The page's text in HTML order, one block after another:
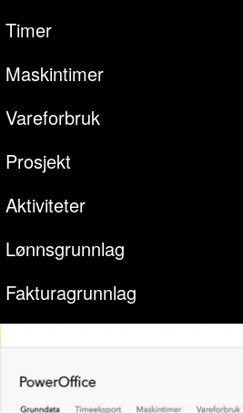
Timer
Maskintimer
Vareforbruk
Prosjekt
Aktiviteter
Lønnsgrunnlag
Fakturagrunnlag